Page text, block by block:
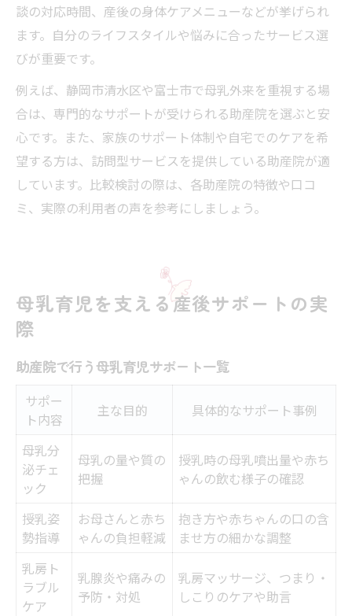
談の対応時間、産後の身体ケアメニューなどが挙げられ
ます。自分のライフスタイルや悩みに合ったサービス選
びが重要です。
例えば、静岡市清水区や富士市で母乳外来を重視する場
合は、専門的なサポートが受けられる助産院を選ぶと安
心です。また、家族のサポート体制や自宅でのケアを希
望する方は、訪問型サービスを提供している助産院が適
しています。比較検討の際は、各助産院の特徴や口コ
ミ、実際の利用者の声を参考にしましょう。
母乳育児を支える産後サポートの実
際
助産院で行う母乳育児サポート一覧
サポー
ト内容
主な目的 具体的なサポート事例
母乳分
泌チェ
ック
母乳の量や質の
把握
授乳時の母乳噴出量や赤ち
ゃんの飲む様子の確認
授乳姿
勢指導
お母さんと赤ち
ゃんの負担軽減
抱き方や赤ちゃんの口の含
ませ方の細かな調整
乳房ト
ラブル
ケア
乳腺炎や痛みの
予防・対処
乳房マッサージ、つまり・
しこりのケアや助言